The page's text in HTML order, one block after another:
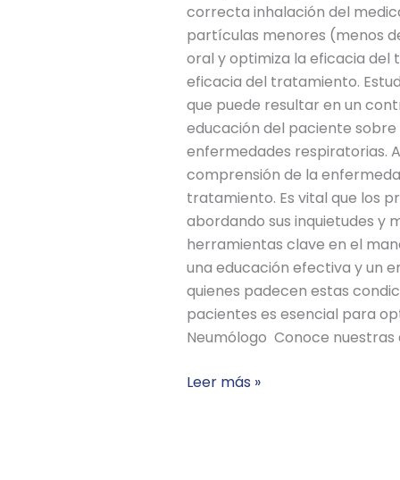
correcta inhalación del
partículas menores (menos
oral y optimiza la eficacia del
eficacia del tratamiento.
que puede resultar en un
educación del paciente
enfermedades respiratorias.
comprensión de la
tratamiento. Es vital que los
abordando sus inquietudes y
herramientas clave en el
una educación efectiva y un
quienes padecen estas
pacientes es esencial para
Neumólogo Conoce
Leer más »